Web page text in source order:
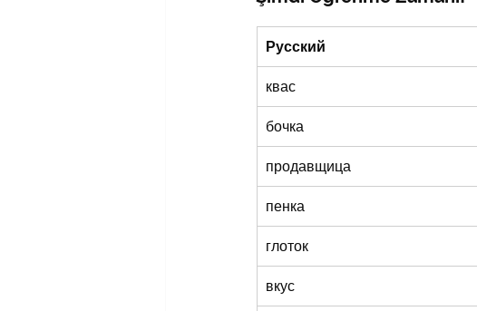
Русский
квас
бочка
продавщица
пенка
глоток
вкус